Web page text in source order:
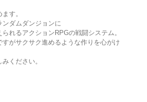
す。
ダムダンジョンに
れるアクションRPGの戦闘システム。
すがサクサク進めるような作りを心がけ
ください。